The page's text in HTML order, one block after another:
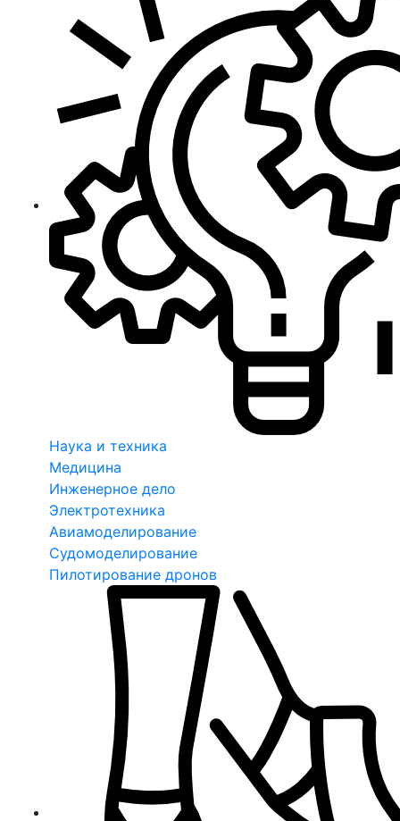
Наука и техника
Медицина
Инженерное дело
Электротехника
Авиамоделирование
Судомоделирование
Пилотирование дронов